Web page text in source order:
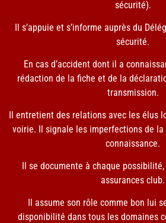
sécurité).
Il s’appuie et s’informe auprès du
sécurité.
En cas d’accident dont il a
rédaction de la fiche et de la
transmission.
Il entretient des relations avec les élus
voirie. Il signale les imperfections de la
connaissance.
Il se documente à chaque
assurances club.
Il assume son rôle comme bon lui
disponibilité dans tous les domaines